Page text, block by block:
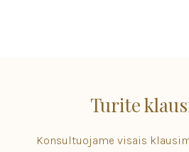
Turite
Konsultuojame visais